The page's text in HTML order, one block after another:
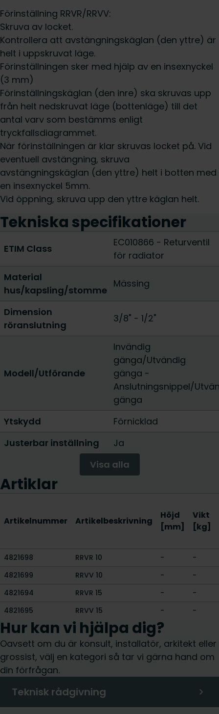
Förinställning RRVR/RRVV:
Skruva av locket.
Kontrollera att avstängningskäglan (den yttre) är
helt i uppskruvat läge.
Förinställningen sker med hjälp av en insexnyckel
(3 mm)
Förinställningskäglan (den inre) ska skruvas upp
från helt nedskruvat läge (bottenläge) till det
antal varv som bestämms enligt
tryckfallsdiagrammet.
När förinställningen är klar skruvas locket på. Vid
eventuell avstängning, skruva
avstängningskäglan (den yttre) helt i botten med
en insexnyckel 5mm.
Vid öppning, skruva upp den yttre käglan helt.
Tekniska specifikationer
ETIM Class
EC010866 - Returventil
för radiator
Material
hus/kapsling/stomme
Mässing
Dimension
röranslutning
3/8" - 1/2"
Modell/Utförande
Invändig
gänga/Utvändig
gänga -
Anslutningsnippel/
gänga
Ytskydd
Förnicklad
Justerbar inställning
Ja
Visa alla
Artiklar
Artikelnummer Artikelbeskrivning
Höjd
[mm]
Vikt
[kg]
4821698 RRVR 10 -
-
4821699
RRVV 10 -
-
4821694
RRVR 15 -
-
4821695
RRVV 15 - -
Hur kan vi hjälpa dig?
Oavsett om du är konsult, installatör, arkitekt eller
grossist, välj en kategori så tar vi gärna hand om
din förfrågan.
Teknisk rådgivning